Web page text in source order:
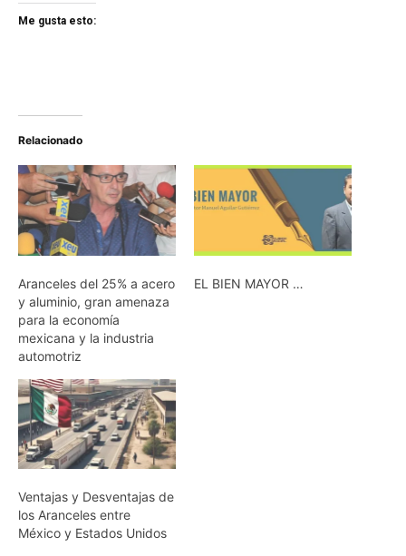
Me gusta esto:
Relacionado
Aranceles del 25% a acero
y aluminio, gran amenaza
para la economía
mexicana y la industria
automotriz
EL BIEN MAYOR …
Ventajas y Desventajas de
los Aranceles entre
México y Estados Unidos